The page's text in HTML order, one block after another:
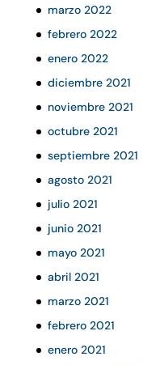
marzo 2022
febrero 2022
enero 2022
diciembre 2021
noviembre 2021
octubre 2021
septiembre 2021
agosto 2021
julio 2021
junio 2021
mayo 2021
abril 2021
marzo 2021
febrero 2021
enero 2021